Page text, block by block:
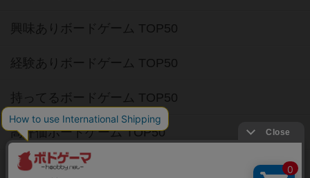
興味ありボードゲーム TOP50
経験ありボードゲーム TOP50
持ってるボードゲーム TOP50
高評価ボードゲーム TOP50
2人用ボードゲーム TOP50